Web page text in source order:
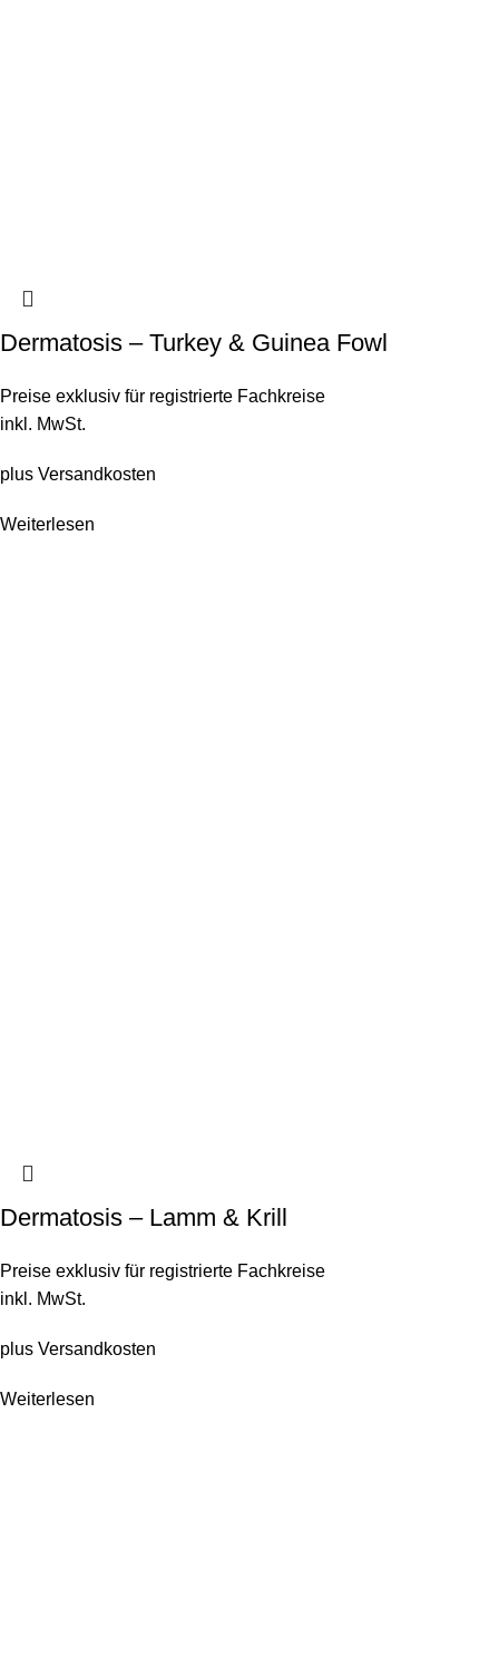
Dermatosis – Turkey & Guinea Fowl
Preise exklusiv für registrierte Fachkreise
inkl. MwSt.
plus Versandkosten
Weiterlesen
Dermatosis – Lamm & Krill
Preise exklusiv für registrierte Fachkreise
inkl. MwSt.
plus Versandkosten
Weiterlesen